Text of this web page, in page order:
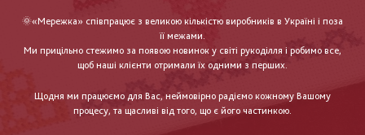
🌞«Мережка» співпрацює з великою кількістю виробників в Україні і поза
її межами.
Ми прицільно стежимо за появою новинок у світі рукоділля і робимо все,
щоб наші клієнти отримали їх одними з перших.
Щодня ми працюємо для Вас, неймовірно радіємо кожному Вашому
процесу, та щасливі від того, що є його частинкою.